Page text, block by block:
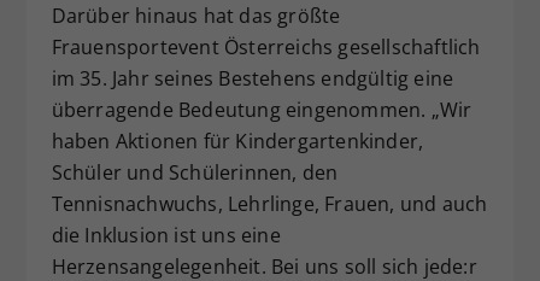
Darüber hinaus hat das größte
Frauensportevent Österreichs gesellschaftlich
im 35. Jahr seines Bestehens endgültig eine
überragende Bedeutung eingenommen. „Wir
haben Aktionen für Kindergartenkinder,
Schüler und Schülerinnen, den
Tennisnachwuchs, Lehrlinge, Frauen, und auch
die Inklusion ist uns eine
Herzensangelegenheit. Bei uns soll sich jede:r